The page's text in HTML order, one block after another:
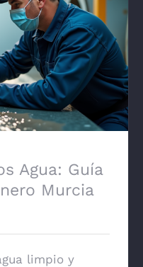
Guía Esencial en
Agua: Guía
Murcia
limpio y